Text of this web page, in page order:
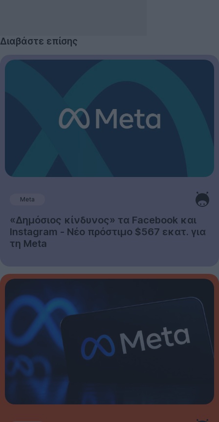
Διαβάστε επίσης
Meta
«Δημόσιος κίνδυνος» τα Facebook και
Instagram - Νέο πρόστιμο $567 εκατ. για
τη Meta